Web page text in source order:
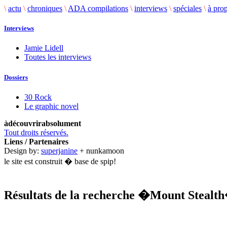
\ actu \ chroniques \ ADA compilations \ interviews \ spéciales \ à
Interviews
Jamie Lidell
Toutes les interviews
Dossiers
30 Rock
Le graphic novel
àdécouvrirabsolument
Tout droits réservés.
Liens / Partenaires
Design by: superjanine + nunkamoon
le site est construit � base de spip!
Résultats de la recherche �Mount